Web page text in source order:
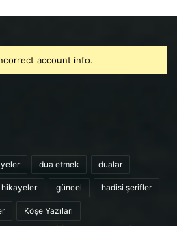
account info.
dua etmek dualar
güncel hadisi şerifler
Köşe Yazıları